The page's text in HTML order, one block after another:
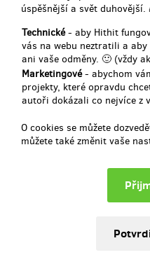
úspěšnější a svět duhovější.
Technické- aby Hithit
vás na webu neztratili a aby
ani vaše odměny. 🙂 (vždy
Marketingové- abychom
projekty, které opravdu
autoři dokázali co nejvíce z
O cookies se můžete
můžete také změnit vaše
Vybráno
1 222 Kčz
0%